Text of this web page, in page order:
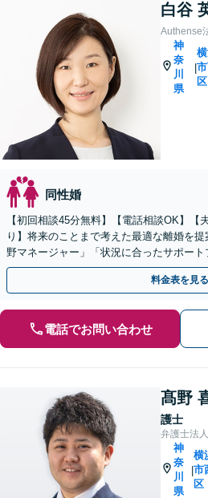
白谷
Authense
神
奈
川
県
|
区
同性婚
【初回相談45分無料】【電話相談OK】【
り】将来のことまで考えた最適な離婚を
野マネージャー」「状況に合ったサポー
離婚もお任せください【完全個室対応】
料金表を見る
電話でお問い合わせ
髙野
護士
弁護士法
神
奈
川
県
|
横
市
区